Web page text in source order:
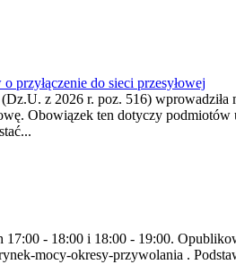
przyłączenie do sieci przesyłowej
z 2026 r. poz. 516)
Obowiązek ten dotyczy podmiotów
- 18:00 i 18:00 - 19:00.
mocy-okresy-przywolania .